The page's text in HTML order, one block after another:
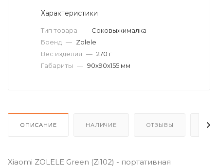
Характеристики
Тип товара — Соковыжималка
Бренд — Zolele
Вес изделия — 270 г
Габариты — 90x90x155 мм
ОПИСАНИЕ НАЛИЧИЕ ОТЗЫВЫ
Xiaomi ZOLELE Green (Zi102) - портативная